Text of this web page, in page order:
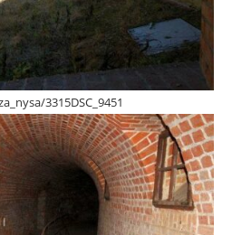
3315DSC_9451